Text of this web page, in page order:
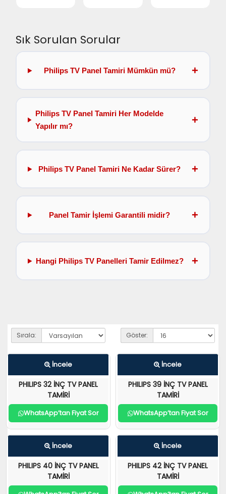
Sık Sorulan Sorular
Philips TV Panel Tamiri Mümkün mü?
Philips TV Panel Tamiri Her Modelde
Yapılır mı?
Philips TV Panel Tamiri Ne Kadar Sürer?
Panel Tamir İşlemi Garantili midir?
Hangi Philips TV Panelleri Tamir Edilmez?
Sırala: Göster:
İncele
PHILIPS 32 İNÇ TV PANEL
TAMİRİ
WhatsApp’tan Fiyat Sor
İncele
PHILIPS 39 İNÇ TV PANEL
TAMİRİ
WhatsApp’tan Fiyat Sor
İncele
PHILIPS 40 İNÇ TV PANEL
TAMİRİ
İncele
PHILIPS 42 İNÇ TV PANEL
TAMİRİ